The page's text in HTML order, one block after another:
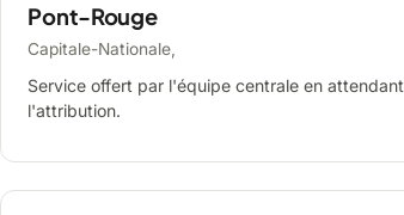
Pont-Rouge
Capitale-Nationale,
Service offert par l'équipe centrale en attendant
l'attribution.